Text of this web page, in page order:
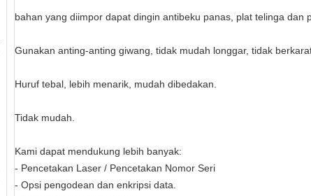
bahan yang diimpor dapat dingin antibeku panas, plat telinga dan
Gunakan anting-anting giwang, tidak mudah longgar, tidak
Huruf tebal, lebih menarik, mudah dibedakan.
Tidak mudah.
Kami dapat mendukung lebih banyak:
- Pencetakan Laser / Pencetakan Nomor Seri
- Opsi pengodean dan enkripsi data.